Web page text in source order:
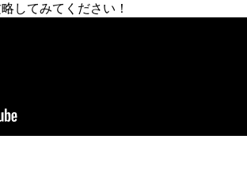
してみてください！